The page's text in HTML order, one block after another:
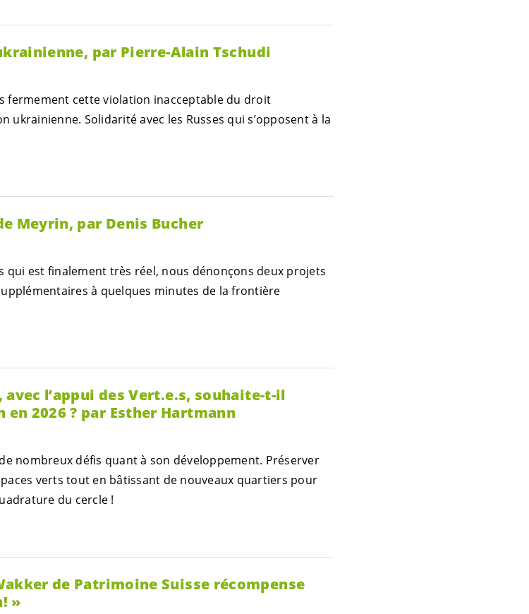
par Pierre-Alain Tschudi
fermement cette violation inacceptable du droit
Solidarité avec les Russes qui s’opposent à la
Meyrin, par Denis Bucher
est finalement très réel, nous dénonçons deux projets
à quelques minutes de la frontière
l’appui desVert.e.s, souhaite-t-il
2026 ? par Esther Hartmann
nombreux défis quant à son développement. Préserver
verts tout en bâtissant de nouveaux quartiers pour
du cercle !
de Patrimoine Suisse récompense
»